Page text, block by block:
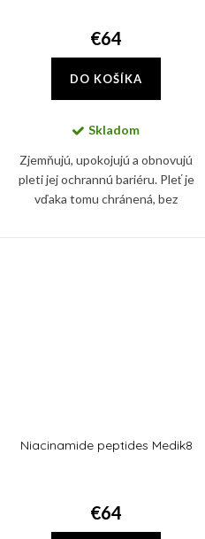
€64
DO KOŠÍKA
Skladom
Zjemňujú, upokojujú a obnovujú
pleti jej ochrannú bariéru. Pleť je
vďaka tomu chránená, bez
Niacinamide peptides Medik8
€64